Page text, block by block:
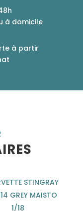
à domicile
à partir